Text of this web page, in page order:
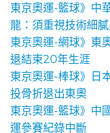
東京奧運-籃球》中
龍：須重視技術細
東京奧運-網球》東
退結束20年生涯
東京奧運-棒球》日
投骨折退出東奧
東京奧運-籃球》中
運參賽紀錄中斷